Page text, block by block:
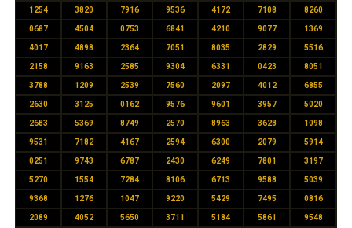
1254 3820 7916 9536 4172 7108 8260
0687 4504 0753 6841 4210 9077 1369
4017 4898 2364 7051 8035 2829 5516
2158 9163 2585 9304 6331 0423 8051
3788 1209 2539 7560 2097 4012 6855
2630 3125 0162 9576 9601 3957 5020
2683 5369 8749 2570 8963 3628 1098
9531 7182 4167 2594 6300 2079 5914
0251 9743 6787 2430 6249 7801 3197
5270 1554 7284 8106 6713 9588 5039
9368 1276 1047 9220 5429 7495 0816
2089 4052 5650 3711 5184 5861 9548